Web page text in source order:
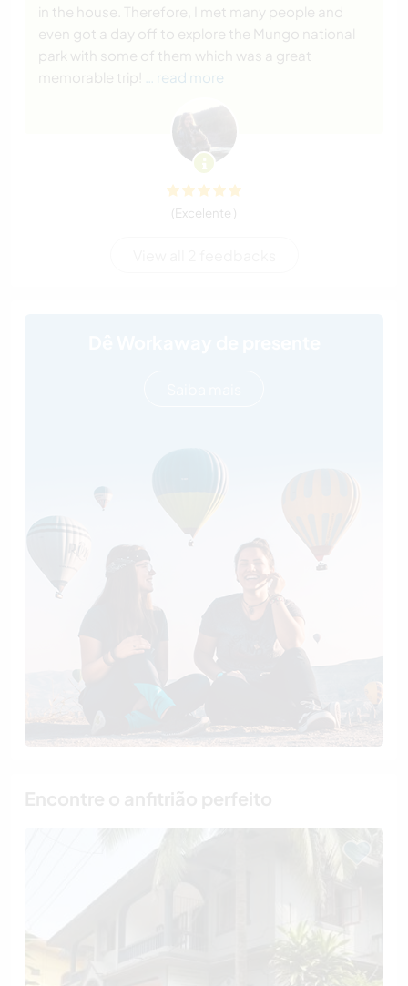
in the house. Therefore, I met many people and
even got a day off to explore the Mungo national
park with some of them which was a great
memorable trip!
… read more
(Excelente )